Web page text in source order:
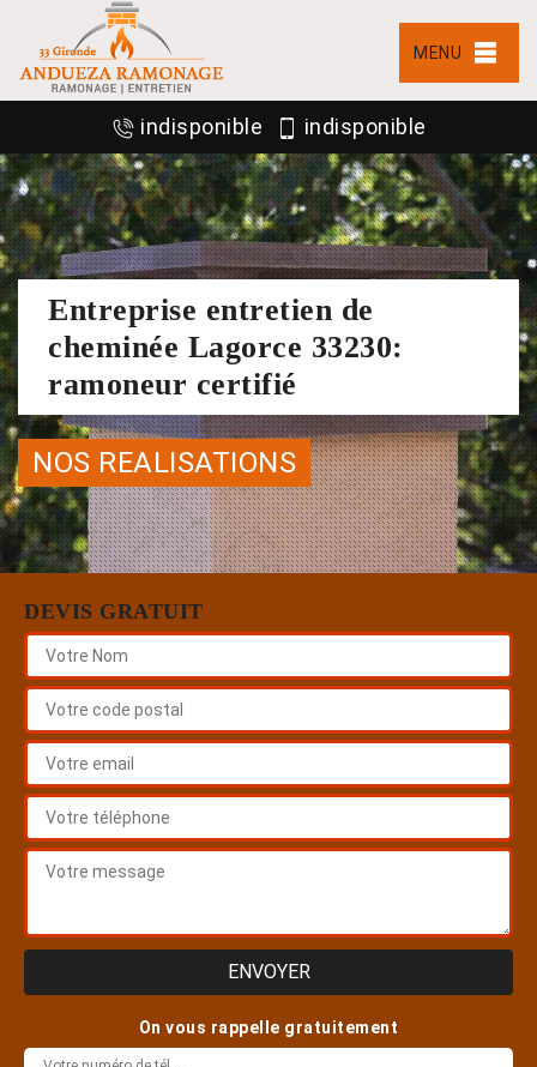
MENU
indisponible indisponible
Entreprise entretien de
cheminée Lagorce 33230:
ramoneur certifié
NOS REALISATIONS
DEVIS GRATUIT
On vous rappelle gratuitement